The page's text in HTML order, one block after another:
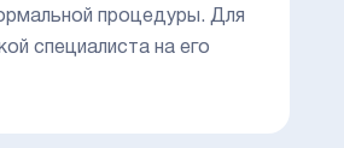
процедуры. Для
специалиста на его